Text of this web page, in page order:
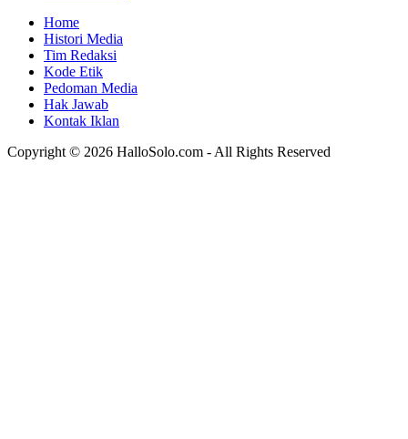
Home
Histori Media
Tim Redaksi
Kode Etik
Pedoman Media
Hak Jawab
Kontak Iklan
Copyright © 2026 HalloSolo.com - All Rights Reserved